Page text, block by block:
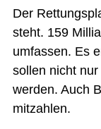
Der
steht. 159
umfassen. Es
sollen nicht
werden. Auch
mitzahlen.